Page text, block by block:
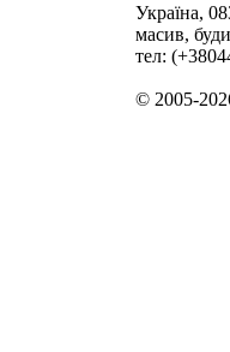
Україна,
масив,
тел:
© 2005-